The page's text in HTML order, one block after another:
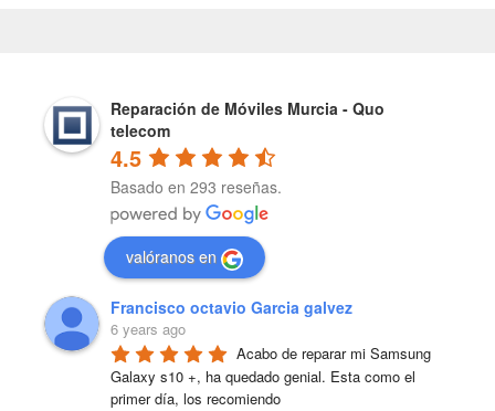
Reparación de Móviles Murcia - Quo
telecom
4.5
Basado en 293 reseñas.
valóranos en
Francisco octavio Garcia galvez
6 years ago
Acabo de reparar mi Samsung
Galaxy s10 +, ha quedado genial. Esta como el
primer día, los recomiendo